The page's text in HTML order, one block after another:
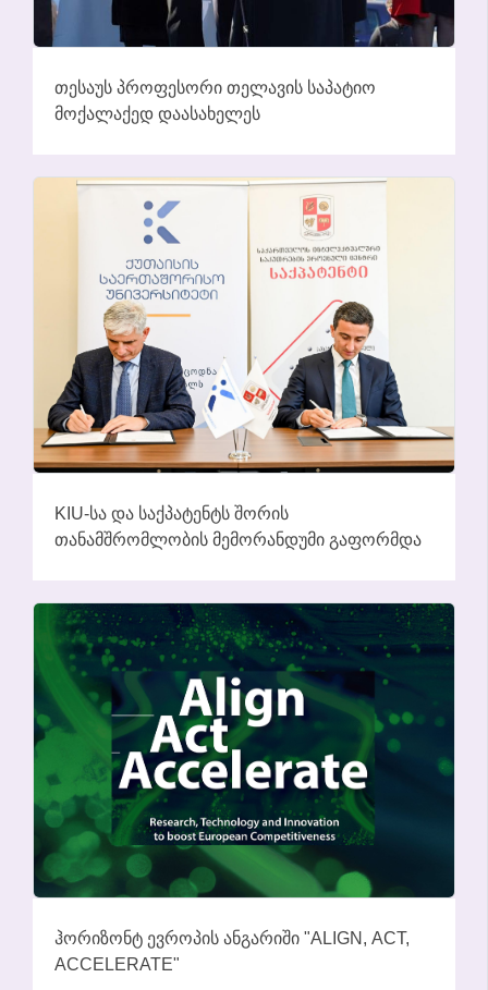
ᲗᲔᲡᲐᲣᲡ ᲞᲠᲝᲤᲔᲡᲝᲠᲘ ᲗᲔᲚᲐᲕᲘᲡ ᲡᲐᲞᲐᲢᲘᲝ
ᲛᲝᲥᲐᲚᲐᲥᲔᲓ ᲓᲐᲐᲡᲐᲮᲔᲚᲔᲡ
KIU-ᲡᲐ ᲓᲐ ᲡᲐᲥᲞᲐᲢᲔᲜᲢᲡ ᲨᲝᲠᲘᲡ
ᲗᲐᲜᲐᲛᲨᲠᲝᲛᲚᲝᲑᲘᲡ ᲛᲔᲛᲝᲠᲐᲜᲓᲣᲛᲘ ᲒᲐᲤᲝᲠᲛᲓᲐ
ᲰᲝᲠᲘᲖᲝᲜᲢ ᲔᲕᲠᲝᲞᲘᲡ ᲐᲜᲒᲐᲠᲘᲨᲘ "ALIGN, ACT,
ACCELERATE"